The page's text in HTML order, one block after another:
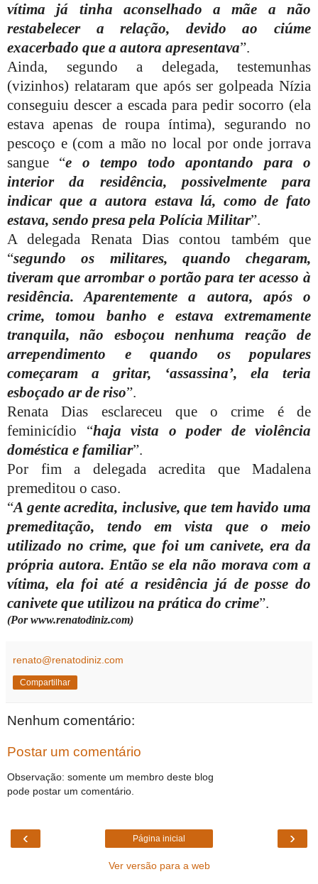
vítima já tinha aconselhado a mãe a não
restabelecer a relação, devido ao ciúme
exacerbado que a autora apresentava”.
Ainda, segundo a delegada, testemunhas
(vizinhos) relataram que após ser golpeada Nízia
conseguiu descer a escada para pedir socorro (ela
estava apenas de roupa íntima), segurando no
pescoço e (com a mão no local por onde jorrava
sangue “e o tempo todo apontando para o
interior da residência, possivelmente para
indicar que a autora estava lá, como de fato
estava, sendo presa pela Polícia Militar”.
A delegada Renata Dias contou também que
“segundo os militares, quando chegaram,
tiveram que arrombar o portão para ter acesso à
residência. Aparentemente a autora, após o
crime, tomou banho e estava extremamente
tranquila, não esboçou nenhuma reação de
arrependimento e quando os populares
começaram a gritar, ‘assassina’, ela teria
esboçado ar de riso”.
Renata Dias esclareceu que o crime é de
feminicídio “haja vista o poder de violência
doméstica e familiar”.
Por fim a delegada acredita que Madalena
premeditou o caso.
“A gente acredita, inclusive, que tem havido uma
premeditação, tendo em vista que o meio
utilizado no crime, que foi um canivete, era da
própria autora. Então se ela não morava com a
vítima, ela foi até a residência já de posse do
canivete que utilizou na prática do crime”.
(Por www.renatodiniz.com)
renato@renatodiniz.com
Compartilhar
Nenhum comentário:
Postar um comentário
Observação: somente um membro deste blog
pode postar um comentário.
‹ ›
Página inicial
Ver versão para a web